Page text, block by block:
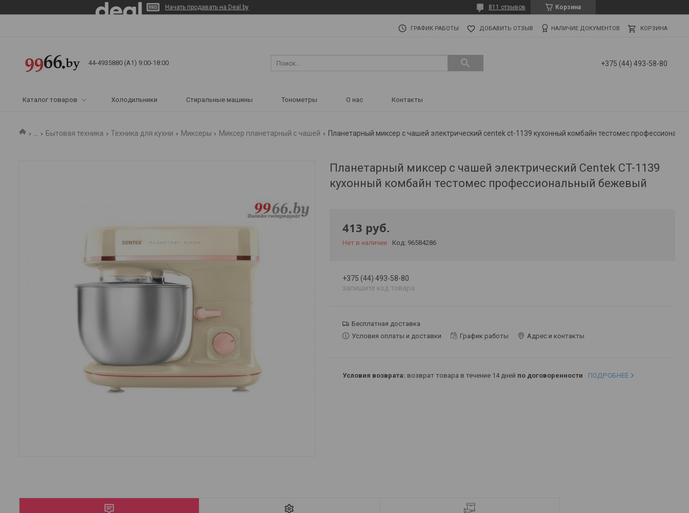
Начать продавать на Deal.by Корзина
811 отзывов
ГРАФИК РАБОТЫ ДОБАВИТЬ ОТЗЫВ НАЛИЧИЕ ДОКУМЕНТОВ КОРЗИНА
44-4935880 (A1) 9:00-18:00 +375 (44) 493-58-80
Каталог товаров Холодильники Стиральные машины Тонометры О нас Контакты
Бытовая техника Техника для кухни Миксеры Миксер планетарный с чашей
Планетарный миксер с чашей электрический Centek CT-1139
кухонный комбайн тестомес профессиональный бежевый
413 руб.
Нет в наличии Код: 96584286
+375 (44) 493-58-80
запишите код товара
Бесплатная доставка
Условия оплаты и доставки
График работы Адрес и контакты
возврат товара в течение 14 дней по договоренности ПОДРОБНЕЕ